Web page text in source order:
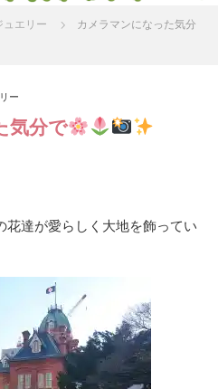
ュエリー
カメラマンになった気分
ー
気分で
花達が愛らしく大地を飾ってい